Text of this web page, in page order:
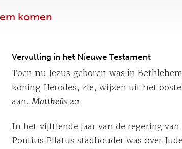
komen
Vervulling in het Nieuwe Testament
Toen nu Jezus geboren was in
koning Herodes, zie, wijzen uit het
aan. Mattheüs 2:1
In het vijftiende jaar van de regering
Pontius Pilatus stadhouder was over